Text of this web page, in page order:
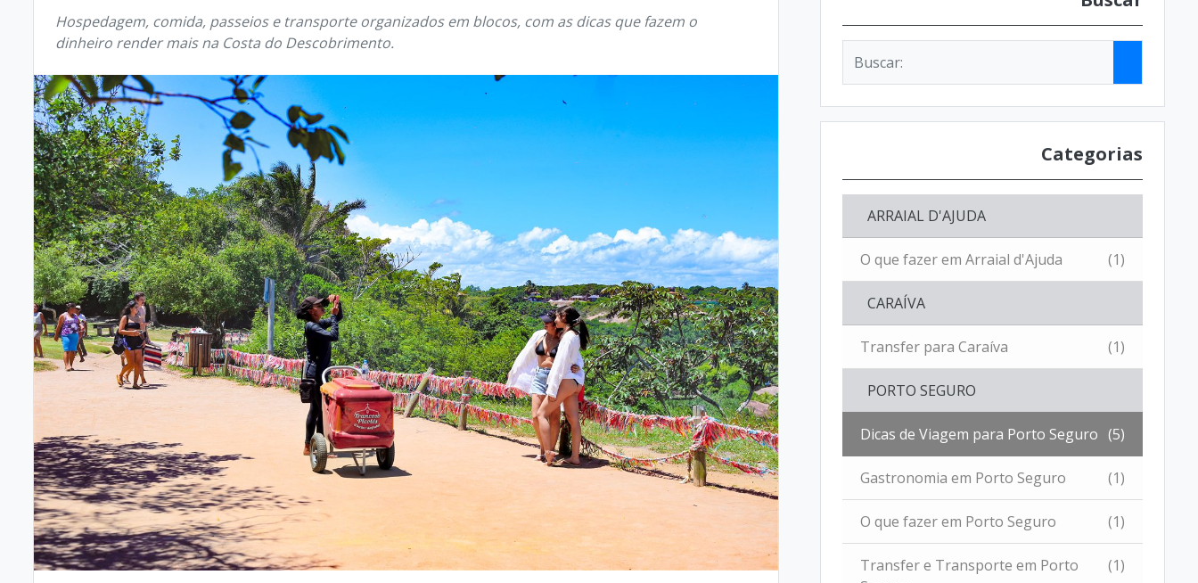
Hospedagem, comida, passeios e transporte organizados em blocos, com as dicas que fazem o
dinheiro render mais na Costa do Descobrimento.
Categorias
ARRAIAL D'AJUDA
O que fazer em Arraial d'Ajuda (1)
CARAÍVA
Transfer para Caraíva (1)
PORTO SEGURO
Dicas de Viagem para Porto Seguro (5)
Gastronomia em Porto Seguro (1)
O que fazer em Porto Seguro (1)
Transfer e Transporte em Porto
(1)